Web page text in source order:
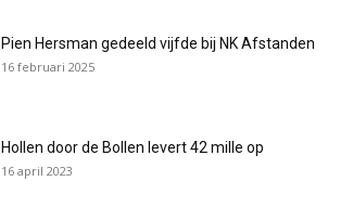
Pien Hersman gedeeld vijfde bij NK Afstanden
16 februari 2025
Hollen door de Bollen levert 42 mille op
16 april 2023